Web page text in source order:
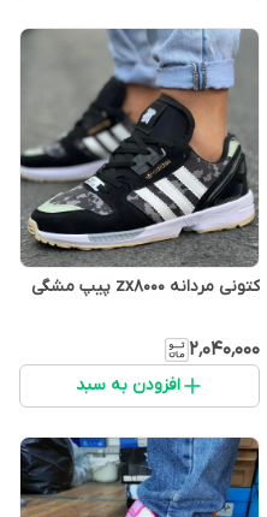
کتونی مردانه zx8000 پیپ مشگی
۲٬۰۴۰٬۰۰۰
افزودن به سبد